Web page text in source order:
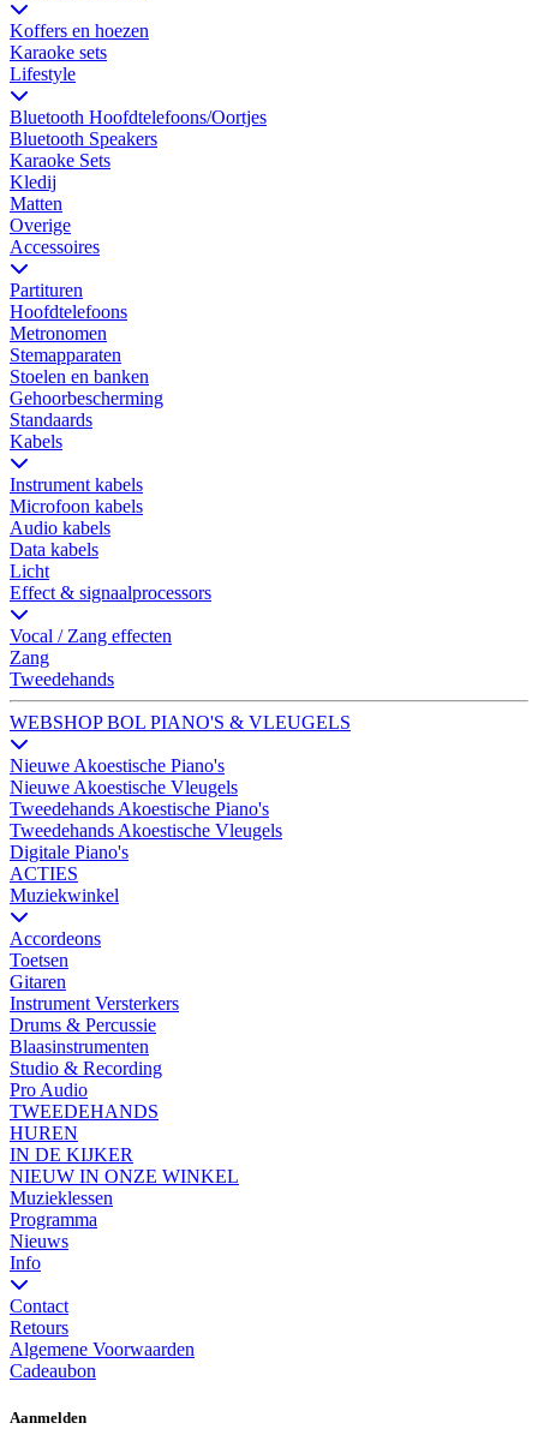
Koffers en hoezen
Karaoke sets
Lifestyle
Bluetooth Hoofdtelefoons/Oortjes
Bluetooth Speakers
Karaoke Sets
Kledij
Matten
Overige
Accessoires
Partituren
Hoofdtelefoons
Metronomen
Stemapparaten
Stoelen en banken
Gehoorbescherming
Standaards
Kabels
Instrument kabels
Microfoon kabels
Audio kabels
Data kabels
Licht
Effect & signaalprocessors
Vocal / Zang effecten
Zang
Tweedehands
WEBSHOP BOL PIANO'S & VLEUGELS
Nieuwe Akoestische Piano's
Nieuwe Akoestische Vleugels
Tweedehands Akoestische Piano's
Tweedehands Akoestische Vleugels
Digitale Piano's
ACTIES
Muziekwinkel
Accordeons
Toetsen
Gitaren
Instrument Versterkers
Drums & Percussie
Blaasinstrumenten
Studio & Recording
Pro Audio
TWEEDEHANDS
HUREN
IN DE KIJKER
NIEUW IN ONZE WINKEL
Muzieklessen
Programma
Nieuws
Info
Contact
Retours
Algemene Voorwaarden
Cadeaubon
Aanmelden